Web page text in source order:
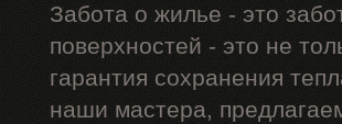
Забота о жилье - это
поверхностей - это не
гарантия сохранения
наши мастера,